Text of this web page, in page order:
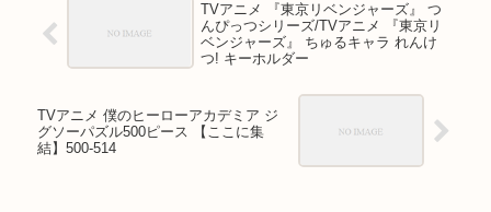
TVアニメ 『東京リベンジャーズ』 つ
んぴっつシリーズ/TVアニメ 『東京リ
ベンジャーズ』 ちゅるキャラ れんけ
つ! キーホルダー
TVアニメ 僕のヒーローアカデミア ジ
グソーパズル500ピース 【ここに集
結】500-514